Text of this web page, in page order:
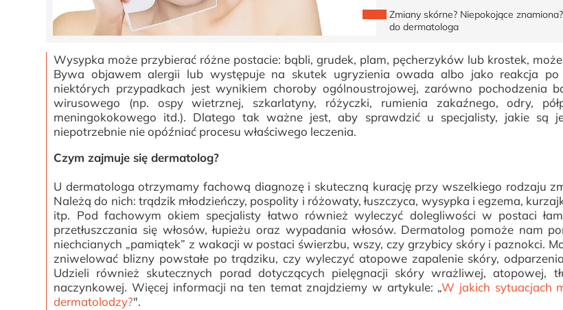
Zmiany skórne? Niepokojące
do dermatologa
Wysypka może przybierać różne postacie: bąbli, grudek, plam, pęcherzyków lub krostek,
Bywa objawem alergii lub występuje na skutek ugryzienia owada albo jako reakcja
niektórych przypadkach jest wynikiem choroby ogólnoustrojowej, zarówno pochodzenia
wirusowego (np. ospy wietrznej, szkarlatyny, różyczki, rumienia zakaźnego, odry,
meningokokowego itd.). Dlatego tak ważne jest, aby sprawdzić u specjalisty, jakie są
niepotrzebnie nie opóźniać procesu właściwego leczenia.
Czym zajmuje się dermatolog?
U dermatologa otrzymamy fachową diagnozę i skuteczną kurację przy wszelkiego rodzaju
Należą do nich: trądzik młodzieńczy, pospolity i różowaty, łuszczyca, wysypka i egzema,
itp. Pod fachowym okiem specjalisty łatwo również wyleczyć dolegliwości w postaci
przetłuszczania się włosów, łupieżu oraz wypadania włosów. Dermatolog pomoże nam
niechcianych „pamiątek” z wakacji w postaci świerzbu, wszy, czy grzybicy skóry i paznokci.
zniwelować blizny powstałe po trądziku, czy wyleczyć atopowe zapalenie skóry,
Udzieli również skutecznych porad dotyczących pielęgnacji skóry wrażliwej, atopowej,
naczynkowej. Więcej informacji na ten temat znajdziemy w artykule: „W jakich sytuacjach
dermatolodzy?".